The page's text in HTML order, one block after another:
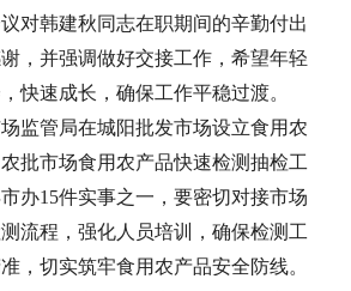
对韩建秋同志在职期间的辛勤付出
，并强调做好交接工作，希望年轻
快速成长，确保工作平稳过渡。
监管局在城阳批发市场设立食用农
批市场食用农产品快速检测抽检工
办15件实事之一，要密切对接市场
流程，强化人员培训，确保检测工
，切实筑牢食用农产品安全防线。